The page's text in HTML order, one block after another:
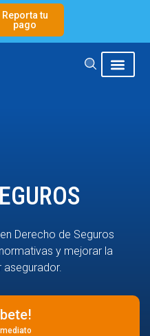
Reporta tu
pago
Derecho de Seguros
y mejorar la